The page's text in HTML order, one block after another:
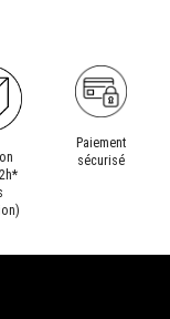
Paiement
sécurisé